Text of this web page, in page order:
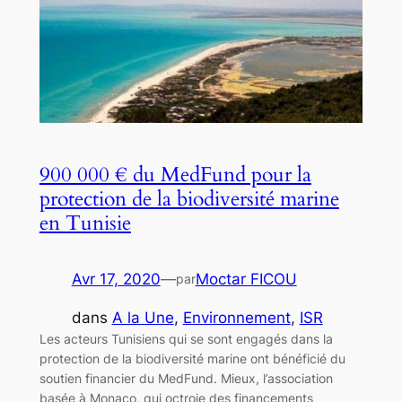
900 000 € du MedFund pour la
protection de la biodiversité marine
en Tunisie
Avr 17, 2020—parMoctar FICOU
dans A la Une, Environnement, ISR
Les acteurs Tunisiens qui se sont engagés dans la
protection de la biodiversité marine ont bénéficié du
soutien financier du MedFund. Mieux, l’association
basée à Monaco, qui octroie des financements